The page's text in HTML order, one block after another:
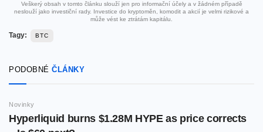
Veškerý obsah v tomto článku slouží jen pro informační účely a v žádném případě
neslouží jako investiční rady. Investice do kryptoměn, komodit a akcií je velmi rizikové a
může vést ke ztrátám kapitálu.
Tagy: BTC
PODOBNÉ ČLÁNKY
Novinky
Hyperliquid burns $1.28M HYPE as price corrects